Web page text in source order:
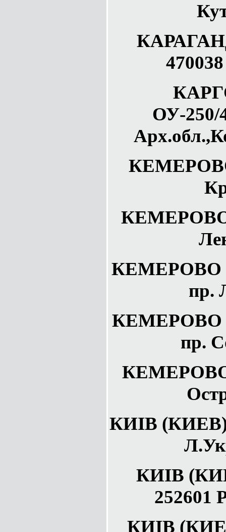
ОУ-250/
КЕМЕРОВО
КЕМЕРОВО
КЕМЕРОВО
пр.
КЕМЕРОВО
пр.
КЕМЕРОВО
КИIВ (КИЕВ)
КИIВ
252601
КИIВ